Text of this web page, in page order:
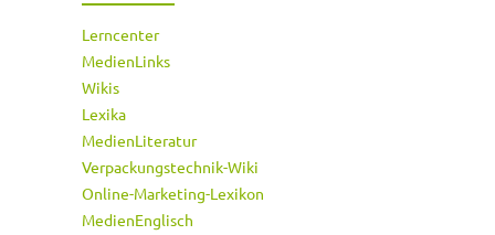
Lerncenter
MedienLinks
Wikis
Lexika
MedienLiteratur
Verpackungstechnik-Wiki
Online-Marketing-Lexikon
MedienEnglisch